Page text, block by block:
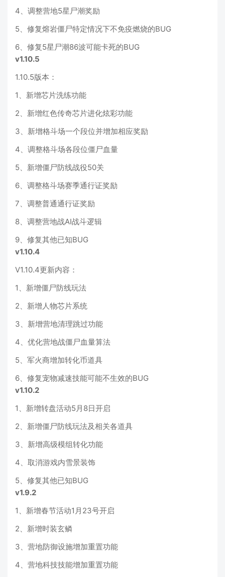
4、调整营地5星尸潮奖励
5、修复熔岩僵尸特定情况下不免疫燃烧的BUG
6、修复5星尸潮86波可能卡死的BUG
v1.10.5
1.10.5版本：
1、新增芯片洗练功能
2、新增红色传奇芯片进化炫彩功能
3、新增格斗场一个段位并增加相应奖励
4、调整格斗场各段位僵尸血量
5、新增僵尸防线战役50关
6、调整格斗场赛季通行证奖励
7、调整普通通行证奖励
8、调整营地战AI战斗逻辑
9、修复其他已知BUG
v1.10.4
V1.10.4更新内容：
1、新增僵尸防线玩法
2、新增人物芯片系统
3、新增营地清理跳过功能
4、优化营地战僵尸血量算法
5、军火商增加转化币道具
6、修复宠物减速技能可能不生效的BUG
v1.10.2
1、新增转盘活动5月8日开启
2、新增僵尸防线玩法及相关各道具
3、新增高级模组转化功能
4、取消游戏内雪景装饰
5、修复其他已知BUG
v1.9.2
1、新增春节活动1月23号开启
2、新增时装玄鳞
3、营地防御设施增加重置功能
4、营地科技技能增加重置功能